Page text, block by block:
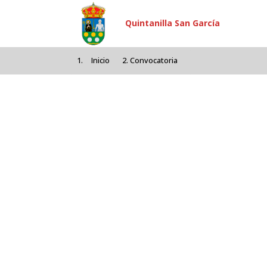
Pasar al contenido principal
Quintanilla San García
Inicio Convocatoria